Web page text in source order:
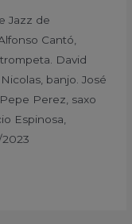
Jazz de
Cantó,
David
banjo. José
Perez, saxo
Espinosa,